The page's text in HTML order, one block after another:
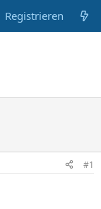
Registrieren
#1